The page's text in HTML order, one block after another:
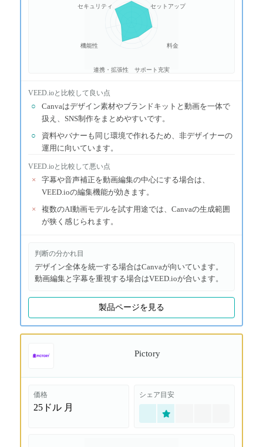
セットアップ
料金
サポート充実
連携・拡張性
機能性
セキュリティ
VEED.ioと比較して良い点
○
Canvaはデザイン素材やブランドキットと動画を一体で
扱え、SNS制作をまとめやすいです。
○
資料やバナーも同じ環境で作れるため、非デザイナーの
運用に向いています。
VEED.ioと比較して悪い点
×
字幕や音声補正を動画編集の中心にする場合は、
VEED.ioの編集機能が効きます。
×
複数のAI動画モデルを試す用途では、Canvaの生成範囲
が狭く感じられます。
判断の分かれ目
デザイン全体を統一する場合はCanvaが向いています。
動画編集と字幕を重視する場合はVEED.ioが合います。
製品ページを見る
Pictory
価格
25ドル 月
シェア目安